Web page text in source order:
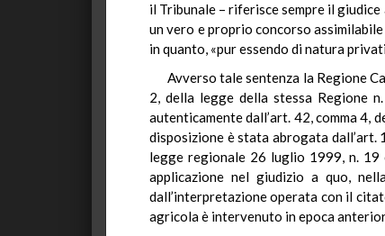
il Tribunale – riferisce sempre il
un vero e proprio concorso
in quanto, «pur essendo di natura
Avverso tale sentenza la Regione
2, della legge della stessa Regione
autenticamente dall’art. 42, comma 4,
disposizione è stata abrogata dall’art.
legge regionale 26 luglio 1999, n. 19
applicazione nel giudizio a quo,
dall’interpretazione operata con il
agricola è intervenuto in epoca